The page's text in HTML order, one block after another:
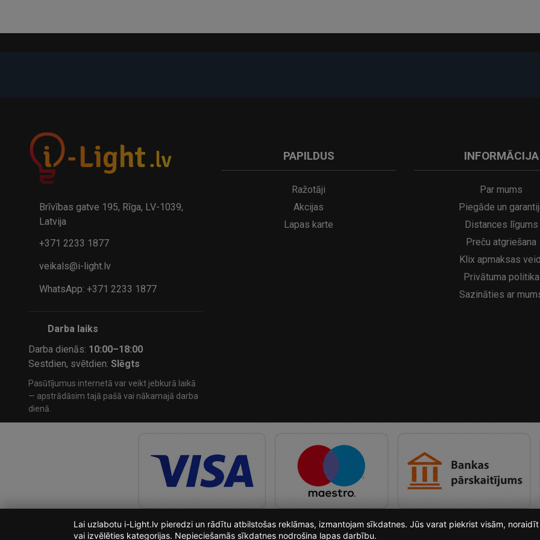
32.95€
A
kumulatora LED galda lampa SERINA Mini Ø80×200 mm..
29.95€ 21.95€
Brīvības gatve 195, Rīga, LV-1039,
Latvija
+371 2233 1877
veikals@i-light.lv
WhatsApp: +371 2233 1877
Darba laiks
Darba dienās: 10:00–18:00
Sestdien, svētdien:Slēgts
Pasūtījumus internetā var veikt jebkurā laikā
— apstrādāsim tajā pašā vai nākamajā darba
dienā.
PAPILDUS
Ražotāji
Akcijas
Lapas karte
INFORMĀCIJA
Par mums
Piegāde un
Distances līgums
Preču atgriešana
Klix apmaksas
Privātuma politika
Sazināties ar
Lai uzlabotu i-Light.lv pieredzi un rādītu atbilstošas reklāmas, izmantojam sīkdatnes. Jūs varat piekrist visām,
vai izvēlēties kategorijas. Nepieciešamās sīkdatnes nodrošina lapas darbību.